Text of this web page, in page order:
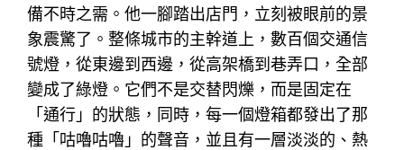
備不時之需。他一腳踏出店門，立刻被眼前的景
象震驚了。整條城市的主幹道上，數百個交通信
號燈，從東邊到西邊，從高架橋到巷弄口，全部
變成了綠燈。它們不是交替閃爍，而是固定在
「通行」的狀態，同時，每一個燈箱都發出了那
種「咕嚕咕嚕」的聲音，並且有一層淡淡的、熱